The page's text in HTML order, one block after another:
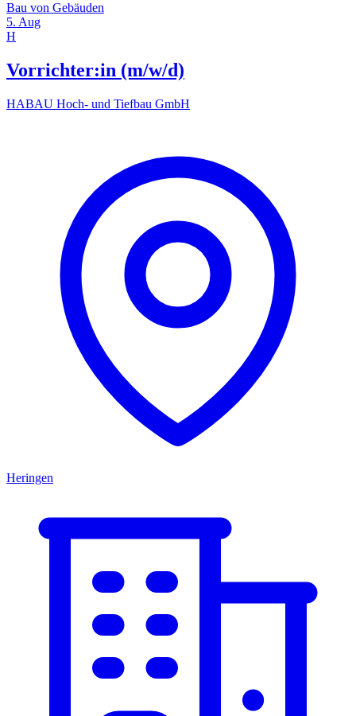
Bau von Gebäuden
5. Aug
H
Vorrichter:in (m/w/d)
HABAU Hoch- und Tiefbau GmbH
Heringen